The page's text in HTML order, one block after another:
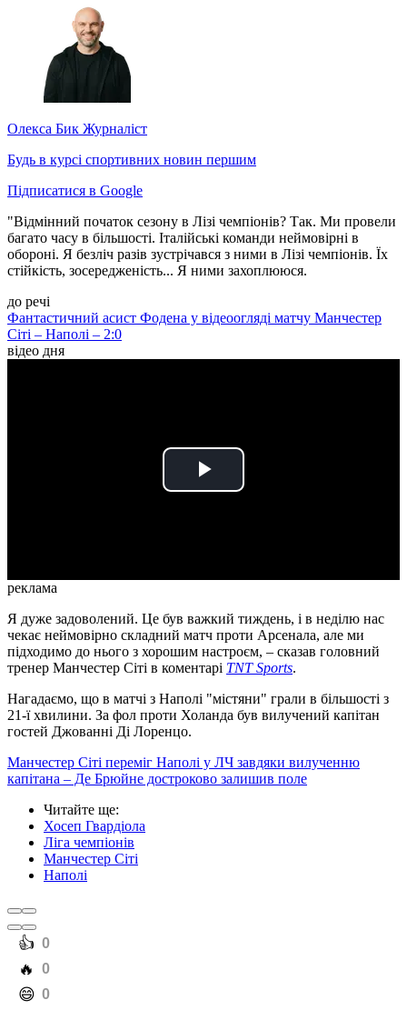
Олекса Бик Журналіст
Будь в курсі спортивних новин першим
Підписатися в Google
"Відмінний початок сезону в Лізі чемпіонів? Так. Ми провели
багато часу в більшості. Італійські команди неймовірні в
обороні. Я безліч разів зустрічався з ними в Лізі чемпіонів. Їх
стійкість, зосередженість... Я ними захоплююся.
до речі
Фантастичний асист Фодена у відеоогляді матчу Манчестер
Сіті – Наполі – 2:0
відео дня
Play
реклама
Я дуже задоволений. Це був важкий тиждень, і в неділю нас
чекає неймовірно складний матч проти Арсенала, але ми
підходимо до нього з хорошим настроєм, – сказав головний
тренер Манчестер Сіті в коментарі TNT Sports.
Нагадаємо, що в матчі з Наполі "містяни" грали в більшості з
21-ї хвилини. За фол проти Холанда був вилучений капітан
гостей Джованні Ді Лоренцо.
Манчестер Сіті переміг Наполі у ЛЧ завдяки вилученню
капітана – Де Брюйне достроково залишив поле
Читайте ще:
Хосеп Гвардіола
Ліга чемпіонів
Манчестер Сіті
Наполі
️👍 0
️🔥 0
️😄 0